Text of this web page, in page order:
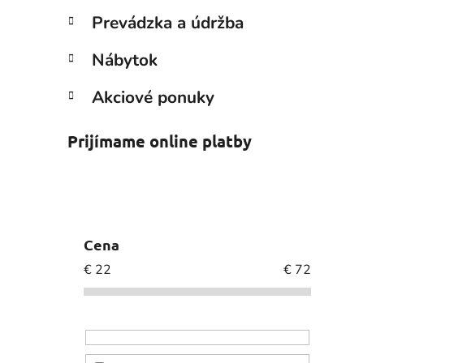
Prevádzka a údržba
Nábytok
Akciové ponuky
Prijímame online platby
Cena
€ 22 € 72